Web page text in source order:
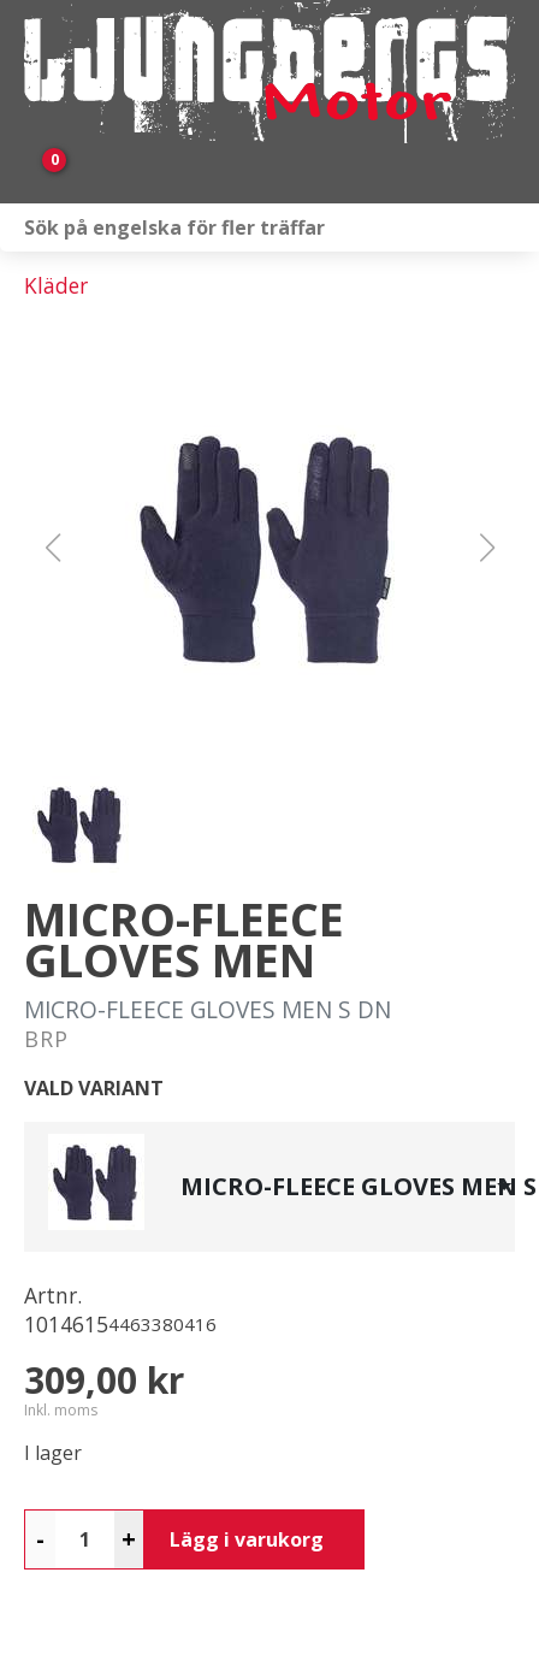
0
Släpvagnar & Skylift
Kläder
MICRO-FLEECE
GLOVES MEN
MICRO-FLEECE GLOVES MEN S DN
BRP
VALD VARIANT
MICRO-FLEECE GLOVES MEN
Artnr.
10146154463380416
309,00 kr
Inkl. moms
I lager
- + Lägg i varukorg